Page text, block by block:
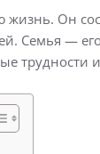
Он
Семья —
трудности